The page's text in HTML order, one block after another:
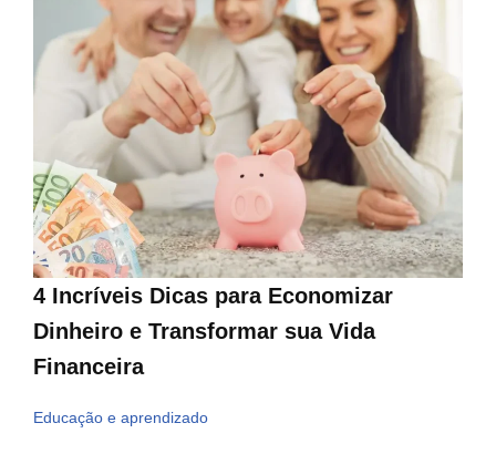
4 Incríveis Dicas para Economizar
Dinheiro e Transformar sua Vida
Financeira
Educação e aprendizado